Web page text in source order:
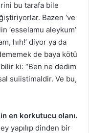
bu tarafa bile
Bazen ‘ve
‘esselamu aleykum’
hıh!’ diyor ya da
de baya kötü
ki: “Ben ne dedim
suiistimaldir. Ve bu,
en korkutucu olanı.
yapılıp dinden bir